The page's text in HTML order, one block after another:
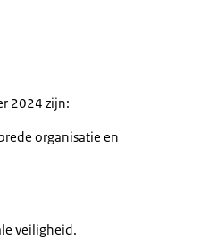
2024 zijn:
organisatie en
veiligheid.